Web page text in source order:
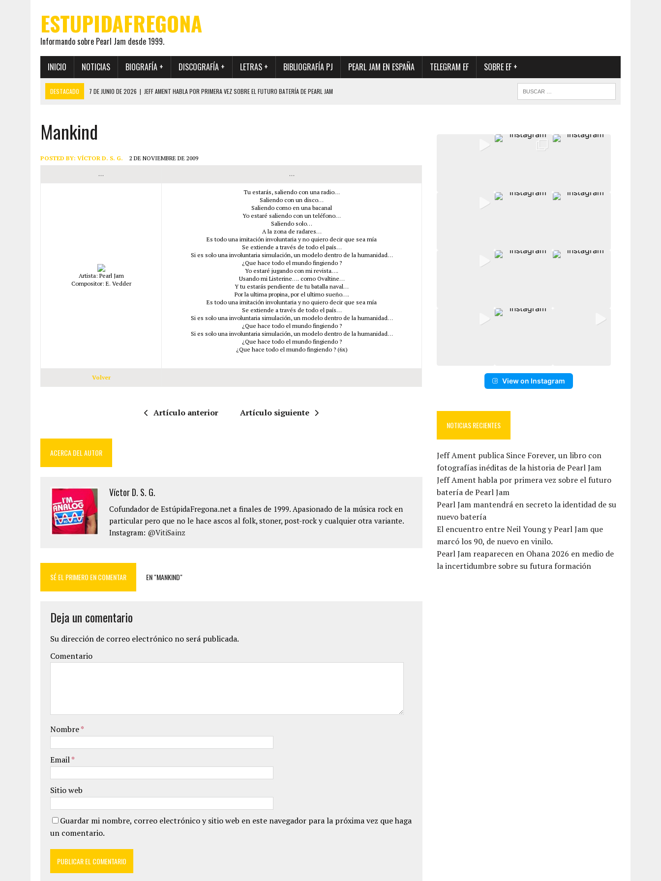
ESTUPIDAFREGONA
Informando sobre Pearl Jam desde 1999.
INICIO NOTICIAS BIOGRAFÍA + DISCOGRAFÍA + LETRAS + BIBLIOGRAFÍA PJ PEARL JAM EN ESPAÑA TELEGRAM EF SOBRE EF +
DESTACADO 7 DE JUNIO DE 2026 | JEFF AMENT HABLA POR PRIMERA VEZ SOBRE EL FUTURO BATERÍA DE PEARL JAM
19 DE MAYO DE 2026
12 DE MAYO DE 2026
28 DE JULIO DE 2026 | JEFF AMENT PUBLICA SINCE FOREVER, UN LIBRO CON FOTOGRAFÍAS INÉDITAS DE LA HISTORIA DE PEARL JAM
Mankind
POSTED BY: VÍCTOR D. S. G. 2 DE NOVIEMBRE DE 2009
… …
Artista: Pearl Jam
Compositor: E. Vedder
Tu estarás, saliendo con una radio…
Saliendo con un disco…
Saliendo como en una bacanal
Yo estaré saliendo con un teléfono…
Saliendo solo…
A la zona de radares…
Es todo una imitación involuntaria y no quiero decir que sea mía
Se extiende a través de todo el país…
Si es solo una involuntaria simulación, un modelo dentro de la humanidad…
¿Que hace todo el mundo fingiendo ?
Yo estaré jugando con mi revista….
Usando mi Listerine…. como Ovaltine…
Y tu estarás pendiente de tu batalla naval…
Por la ultima propina, por el ultimo sueño….
Es todo una imitación involuntaria y no quiero decir que sea mía
Se extiende a través de todo el país…
Si es solo una involuntaria simulación, un modelo dentro de la humanidad…
¿Que hace todo el mundo fingiendo ?
Si es solo una involuntaria simulación, un modelo dentro de la humanidad…
¿Que hace todo el mundo fingiendo ?
¿Que hace todo el mundo fingiendo ? (6x)
Volver
Artículo anterior Artículo siguiente
ACERCA DEL AUTOR
Víctor D. S. G.
Cofundador de EstúpidaFregona.net a finales de 1999. Apasionado de la música rock en
particular pero que no le hace ascos al folk, stoner, post-rock y cualquier otra variante.
Instagram: @VitiSainz
SÉ EL PRIMERO EN COMENTAR EN "MANKIND"
Deja un comentario
Su dirección de correo electrónico no será publicada.
Comentario
Nombre*
Email*
Sitio web
Guardar mi nombre, correo electrónico y sitio web en este navegador para la próxima vez que haga
un comentario.
View on Instagram
NOTICIAS RECIENTES
Jeff Ament publica Since Forever, un libro con
fotografías inéditas de la historia de Pearl Jam
Jeff Ament habla por primera vez sobre el futuro
batería de Pearl Jam
Pearl Jam mantendrá en secreto la identidad de su
nuevo batería
El encuentro entre Neil Young y Pearl Jam que
marcó los 90, de nuevo en vinilo.
Pearl Jam reaparecen en Ohana 2026 en medio de
la incertidumbre sobre su futura formación